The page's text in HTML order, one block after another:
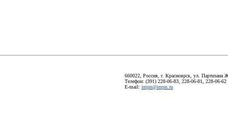
660022, Россия, г. Красноярск, ул. Партизана
Телефон: (391) 228-06-83, 228-06-81, 228-06-62
E-mail: impn@impn.ru